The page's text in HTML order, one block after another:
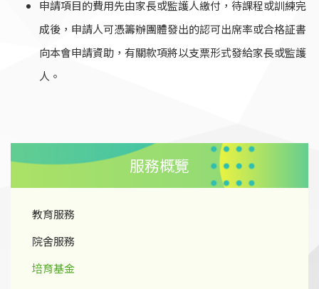
申請項目的費用先由家長或監護人繳付，待課程或訓練完
成後，申請人可憑籌辦團體發出的認可出席率或合格証書
向本會申請資助，有關款項將以支票形式發給家長或監護
人。
服務概覽
教育服務
院舍服務
培育基金